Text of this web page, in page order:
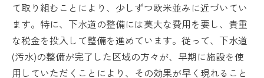
て取り組むことにより、少しずつ欧米並みに近づいてい
ます。特に、下水道の整備には莫大な費用を要し、貴重
な税金を投入して整備を進めています。従って、下水道
(汚水)の整備が完了した区域の方々が、早期に施設を使
用していただくことにより、その効果が早く現れること